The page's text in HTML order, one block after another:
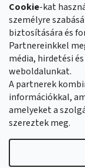
Cookie-kat
személyre
biztosítására és
Partnereinkkel
média, hirdetési
weboldalunkat.
A partnerek
információkkal,
amelyeket a
szereztek meg.
Súly:
8
EAN vonalkód:
Általános